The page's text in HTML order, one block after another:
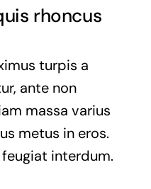
rhoncus
turpis a
ante non
massa varius
metus in eros.
interdum.